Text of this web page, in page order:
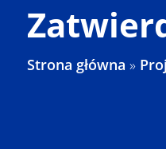
Strona główna »